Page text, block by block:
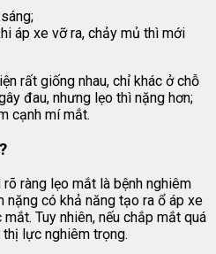
áp xe vỡ ra, chảy mủ thì mới
rất giống nhau, chỉ khác ở chỗ
đau, nhưng lẹo thì nặng hơn;
cạnh mí mắt.
rõ ràng lẹo mắt là bệnh nghiêm
nặng có khả năng tạo ra ổ áp xe
Tuy nhiên, nếu chắp mắt quá
thị lực nghiêm trọng.